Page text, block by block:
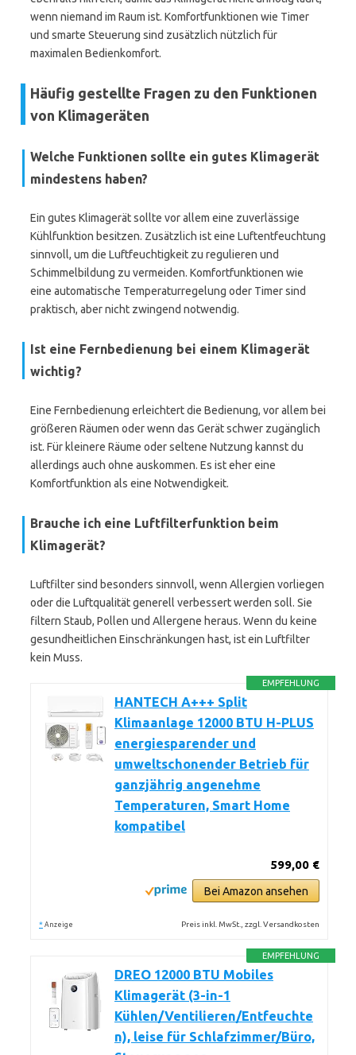
wenn niemand im Raum ist. Komfortfunktionen wie Timer
und smarte Steuerung sind zusätzlich nützlich für
maximalen Bedienkomfort.
Häufig gestellte Fragen zu den Funktionen
von Klimageräten
Welche Funktionen sollte ein gutes Klimagerät
mindestens haben?
Ein gutes Klimagerät sollte vor allem eine zuverlässige
Kühlfunktion besitzen. Zusätzlich ist eine Luftentfeuchtung
sinnvoll, um die Luftfeuchtigkeit zu regulieren und
Schimmelbildung zu vermeiden. Komfortfunktionen wie
eine automatische Temperaturregelung oder Timer sind
praktisch, aber nicht zwingend notwendig.
Ist eine Fernbedienung bei einem Klimagerät
wichtig?
Eine Fernbedienung erleichtert die Bedienung, vor allem bei
größeren Räumen oder wenn das Gerät schwer zugänglich
ist. Für kleinere Räume oder seltene Nutzung kannst du
allerdings auch ohne auskommen. Es ist eher eine
Komfortfunktion als eine Notwendigkeit.
Brauche ich eine Luftfilterfunktion beim
Klimagerät?
Luftfilter sind besonders sinnvoll, wenn Allergien vorliegen
oder die Luftqualität generell verbessert werden soll. Sie
filtern Staub, Pollen und Allergene heraus. Wenn du keine
gesundheitlichen Einschränkungen hast, ist ein Luftfilter
kein Muss.
EMPFEHLUNG
HANTECH A+++ Split
Klimaanlage 12000 BTU H-PLUS
energiesparender und
umweltschonender Betrieb für
ganzjährig angenehme
Temperaturen, Smart Home
kompatibel
599,00 €
Bei Amazon ansehen
* Anzeige Preis inkl. MwSt., zzgl. Versandkosten
EMPFEHLUNG
DREO 12000 BTU Mobiles
Klimagerät (3-in-1
Kühlen/Ventilieren/Entfeuchte
n), leise für Schlafzimmer/Büro,